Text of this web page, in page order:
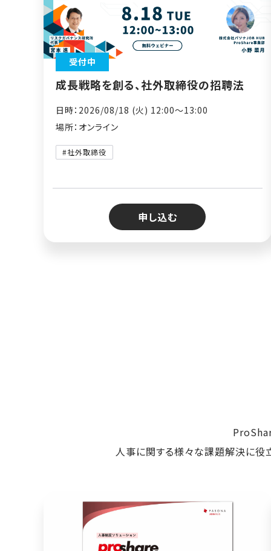
受付中
成長戦略を創る、社外取締役の招聘法
日時：2026/08/18 (火) 12:00〜13:00
場所：オンライン
#社外取締役
申し込む
人事に関する様々な課題解決に役